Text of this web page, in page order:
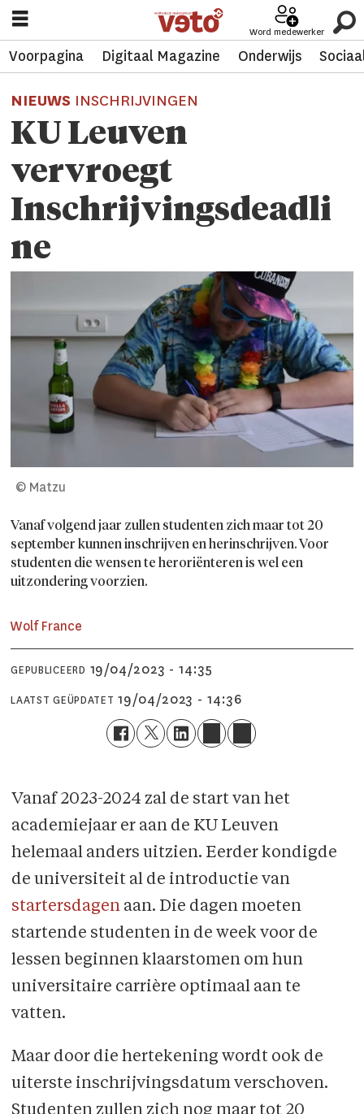
Word medewerker
Voorpagina Digitaal Magazine Onderwijs
NIEUWS INSCHRIJVINGEN
KU Leuven
vervroegt
Inschrijvingsdeadli
ne
© Matzu
Vanaf volgend jaar zullen studenten zich maar tot 20
september kunnen inschrijven en herinschrijven. Voor
studenten die wensen te heroriënteren is wel een
uitzondering voorzien.
Wolf France
GEPUBLICEERD 19/04/2023 - 14:35
LAATST GEÜPDATET 19/04/2023 - 14:36
Vanaf 2023-2024 zal de start van het
academiejaar er aan de KU Leuven
helemaal anders uitzien. Eerder kondigde
de universiteit al de introductie van
startersdagenaan. Die dagen moeten
startende studenten in de week voor de
lessen beginnen klaarstomen om hun
universitaire carrière optimaal aan te
vatten.
Maar door die hertekening wordt ook de
uiterste inschrijvingsdatum verschoven.